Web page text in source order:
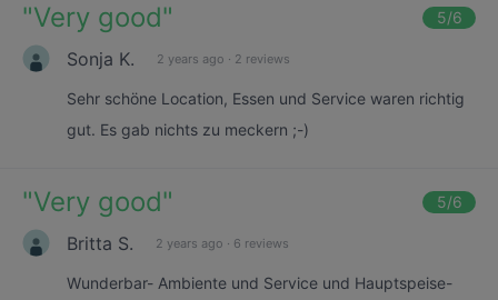
"Very good" 5/6
Sonja K. 2 years ago · 2 reviews
Sehr schöne Location, Essen und Service waren richtig
gut. Es gab nichts zu meckern ;-)
"Very good" 5/6
Britta S. 2 years ago · 6 reviews
Wunderbar- Ambiente und Service und Hauptspeise-